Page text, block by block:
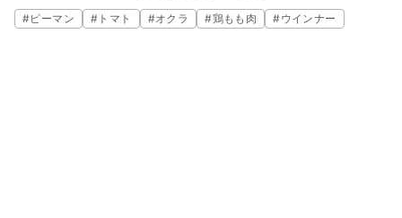
けていただくとお箸が止まらなくなるおいしさです。ぜひ、お試しく
ださいね。
#ピーマン # トマト #オクラ #鶏もも肉 #ウインナー